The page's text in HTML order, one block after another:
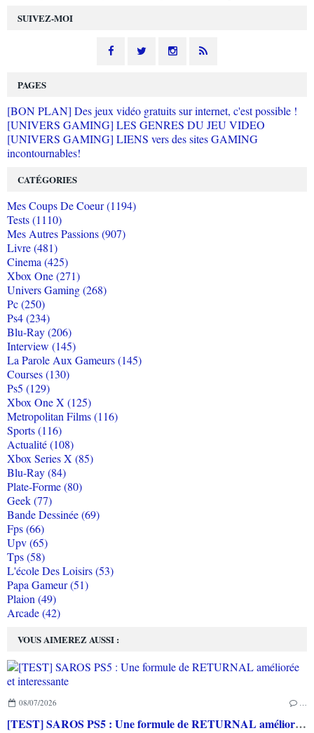
SUIVEZ-MOI
VOUS AIMEREZ AUSSI :
08/07/2026 …
[TEST] SAROS PS5 : Une formule de RETURNAL améliorée et interessante
PAGES
[BON PLAN] Des jeux vidéo gratuits sur internet, c'est possible !
[UNIVERS GAMING] LES GENRES DU JEU VIDEO
[UNIVERS GAMING] LIENS vers des sites GAMING
incontournables!
CATÉGORIES
Mes Coups De Coeur (1194)
Tests (1110)
Mes Autres Passions (907)
Livre (481)
Cinema (425)
Xbox One (271)
Univers Gaming (268)
Pc (250)
Ps4 (234)
Blu-Ray (206)
Interview (145)
La Parole Aux Gameurs (145)
Courses (130)
Ps5 (129)
Xbox One X (125)
Metropolitan Films (116)
Sports (116)
Actualité (108)
Xbox Series X (85)
Blu-Ray (84)
Plate-Forme (80)
Geek (77)
Bande Dessinée (69)
Fps (66)
Upv (65)
Tps (58)
L'école Des Loisirs (53)
Papa Gameur (51)
Plaion (49)
Arcade (42)